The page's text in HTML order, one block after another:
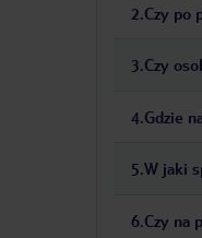
2.Czy po
3.Czy
4.Gdzie
5.W jaki
6.Czy na